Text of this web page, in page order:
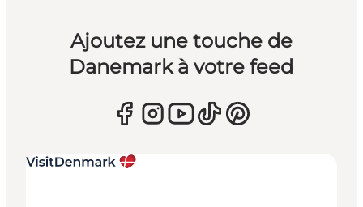
Ajoutez une touche de
Danemark à votre feed